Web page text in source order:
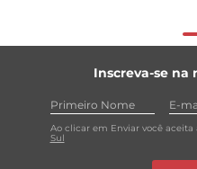
Inscreva-se na
Ao clicar em Enviar você aceita
Sul